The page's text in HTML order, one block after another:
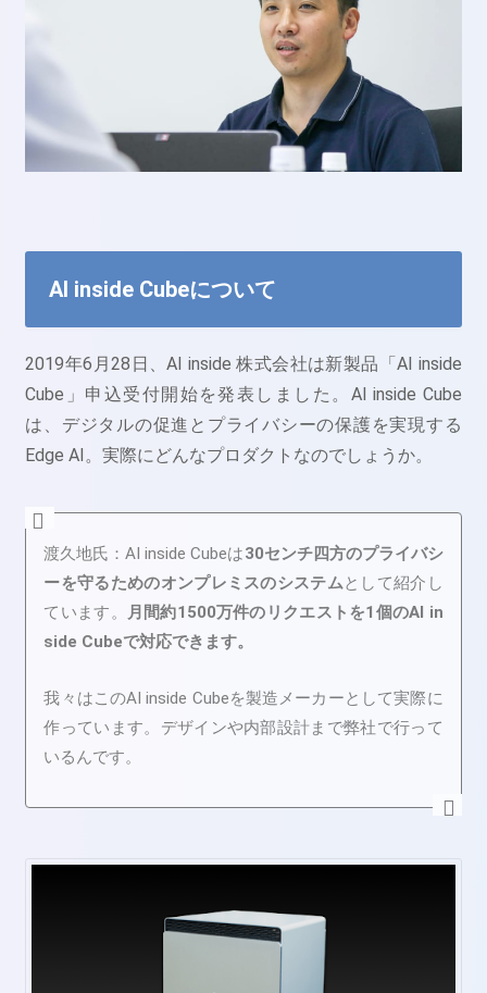
AI inside Cubeについて
2019年6月28日、AI inside 株式会社は新製品「AI inside
Cube」申込受付開始を発表しました。 AI inside Cube
は、デジタルの促進とプライバシーの保護を実現する
Edge AI。実際にどんなプロダクトなのでしょうか。
渡久地氏：AI inside Cubeは30センチ四方のプライバシ
ーを守るためのオンプレミスのシステムとして紹介し
ています。
月間約1500万件のリクエストを1個のAI in
side Cubeで対応できます。
我々はこのAI inside Cubeを製造メーカーとして実際に
作っています。デザインや内部設計まで弊社で行って
いるんです。